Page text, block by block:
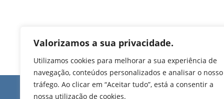
Valorizamos a sua privacidade.
Utilizamos cookies para melhorar a sua experiência de
navegação, conteúdos personalizados e analisar o nosso
tráfego. Ao clicar em “Aceitar tudo”, está a consentir a
nossa utilização de cookies.
Edifício de Jovim